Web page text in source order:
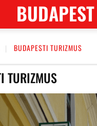
BUDAPEST
BUDAPESTI TURIZMUS
TURIZMUS